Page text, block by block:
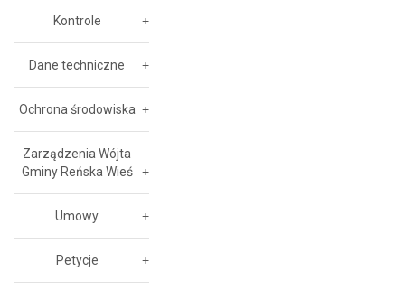
Kontrole
Dane techniczne
Ochrona środowiska
Zarządzenia Wójta
Gminy Reńska Wieś
Umowy
Petycje